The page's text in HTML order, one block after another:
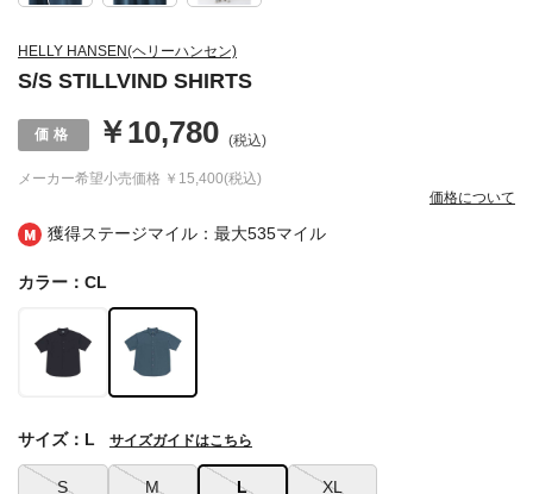
獲得ステージマイル：最大535マイル
HELLY HANSEN(ヘリーハンセン)
S/S STILLVIND SHIRTS
メーカー希望小売価格 ￥15,400(税込)
￥10,780 (税込)
価格について
カラー：CL
S M L XL
サイズ：L サイズガイドはこちら